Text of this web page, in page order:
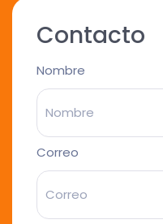
Contacto
Nombre
Correo